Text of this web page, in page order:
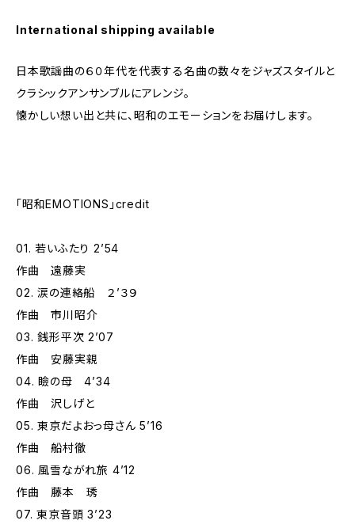
International shipping available
日本歌謡曲の６０年代を代表する名曲の数々をジャズスタイルと
クラシックアンサンブルにアレンジ。
懐かしい想い出と共に、昭和のエモーションをお届けします。
「昭和EMOTIONS」credit
01. 若いふたり 2’54
作曲 遠藤実
02. 涙の連絡船 ２’３９
作曲 市川昭介
03. 銭形平次 2’07
作曲 安藤実親
04. 瞼の母 4’34
作曲 沢しげと
05. 東京だよおっ母さん 5’16
作曲 船村徹
06. 風雪ながれ旅 4’12
作曲 藤本 琇
07. 東京音頭 3’23